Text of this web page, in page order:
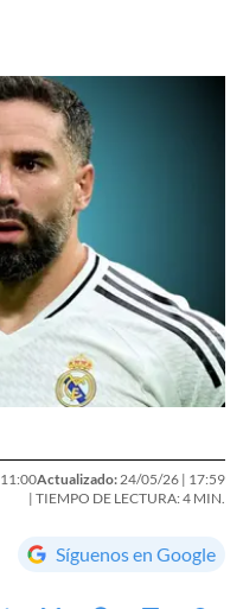
11:00Actualizado: 24/05/26 | 17:59
| TIEMPO DE LECTURA: 4 MIN.
Síguenos en Google